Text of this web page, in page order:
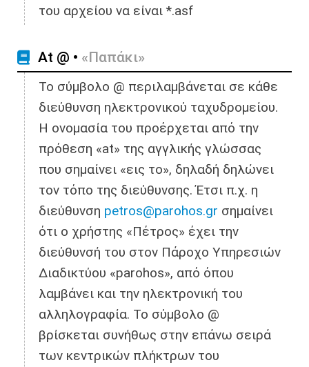
του αρχείου να είναι *.asf
Αt @ • «Παπάκι»
Το σύμβολο @ περιλαμβάνεται σε κάθε
διεύθυνση ηλεκτρονικού ταχυδρομείου.
Η ονομασία του προέρχεται από την
πρόθεση «at» της αγγλικής γλώσσας
που σημαίνει «εις το», δηλαδή δηλώνει
τον τόπο της διεύθυνσης. Έτσι π.χ. η
διεύθυνση petros@parohos.gr σημαίνει
ότι ο χρήστης «Πέτρος» έχει την
διεύθυνσή του στον Πάροχο Υπηρεσιών
Διαδικτύου «parohos», από όπου
λαμβάνει και την ηλεκτρονική του
αλληλογραφία. Το σύμβολο @
βρίσκεται συνήθως στην επάνω σειρά
των κεντρικών πλήκτρων του